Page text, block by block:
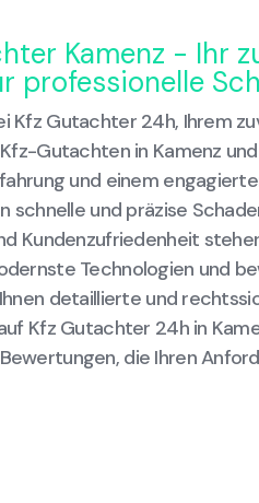
Kamenz - Ihr
professionelle
Kfz Gutachter 24h, Ihrem
Gutachten in Kamenz
und einem
schnelle und präzise
Kundenzufriedenheit
Technologien und
detaillierte und
Kfz Gutachter 24h in
die Ihren